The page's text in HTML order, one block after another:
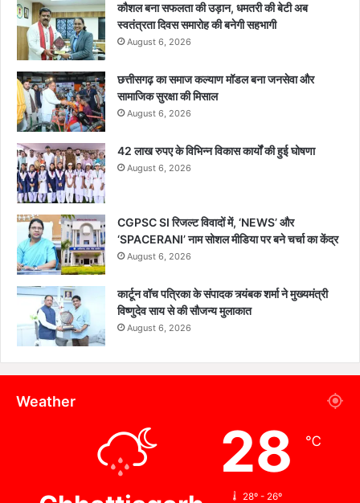
कौशल बना सफलता की उड़ान, धमतरी की बेटी अब
स्वतंत्रता दिवस समारोह की बनेगी सहभागी
August 6, 2026
छत्तीसगढ़ का समाज कल्याण मॉडल बना जनसेवा और
सामाजिक सुरक्षा की मिसाल
August 6, 2026
42 लाख रुपए के विभिन्न विकास कार्यों की हुई घोषणा
August 6, 2026
CGPSC SI रिजल्ट विवादों में, ‘NEWS’ और
‘SPACERANI’ नाम सोशल मीडिया पर बने चर्चा का केंद्र
August 6, 2026
कार्टून वॉच पत्रिका के संपादक त्र्यंबक शर्मा ने मुख्यमंत्री
विष्णुदेव साय से की सौजन्य मुलाकात
August 6, 2026
Weather
28 ℃
28º - 26º